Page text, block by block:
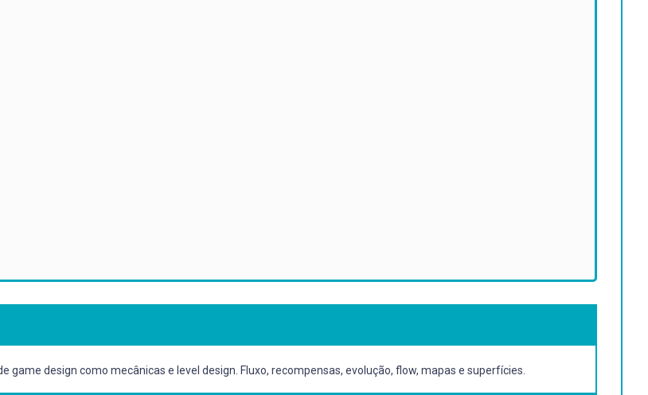
design como mecânicas e level design. Fluxo, recompensas, evolução, flow, mapas e superfícies.